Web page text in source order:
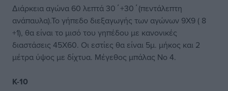
Διάρκεια αγώνα 60 λεπτά 30΄+30΄(πεντάλεπτη
ανάπαυλα).Το γήπεδο διεξαγωγής των αγώνων 9Χ9 ( 8
+1), θα είναι το μισό του γηπέδου με κανονικές
διαστάσεις 45Χ60. Οι εστίες θα είναι 5μ. μήκος και 2
μέτρα ύψος με δίχτυα. Μέγεθος μπάλας Νο 4.
Κ-10